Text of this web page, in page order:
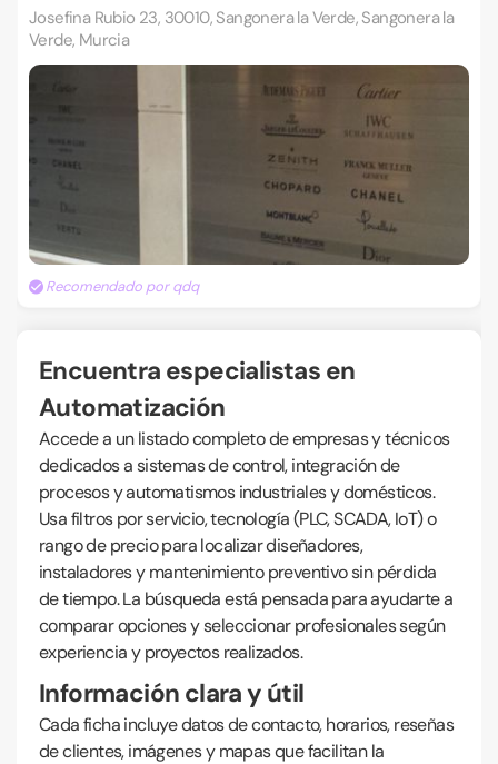
Josefina Rubio 23, 30010, Sangonera la Verde, Sangonera la
Verde, Murcia
Recomendado por qdq
Encuentra especialistas en
Automatización
Accede a un listado completo de empresas y técnicos
dedicados a sistemas de control, integración de
procesos y automatismos industriales y domésticos.
Usa filtros por servicio, tecnología (PLC, SCADA, IoT) o
rango de precio para localizar diseñadores,
instaladores y mantenimiento preventivo sin pérdida
de tiempo. La búsqueda está pensada para ayudarte a
comparar opciones y seleccionar profesionales según
experiencia y proyectos realizados.
Información clara y útil
Cada ficha incluye datos de contacto, horarios, reseñas
de clientes, imágenes y mapas que facilitan la